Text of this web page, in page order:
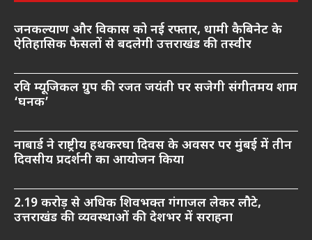
जनकल्याण और विकास को नई रफ्तार, धामी कैबिनेट के
ऐतिहासिक फैसलों से बदलेगी उत्तराखंड की तस्वीर
रवि म्यूजिकल ग्रुप की रजत जयंती पर सजेगी संगीतमय शाम
‘घनक’
नाबार्ड ने राष्ट्रीय हथकरघा दिवस के अवसर पर मुंबई में तीन
दिवसीय प्रदर्शनी का आयोजन किया
2.19 करोड़ से अधिक शिवभक्त गंगाजल लेकर लौटे,
उत्तराखंड की व्यवस्थाओं की देशभर में सराहना